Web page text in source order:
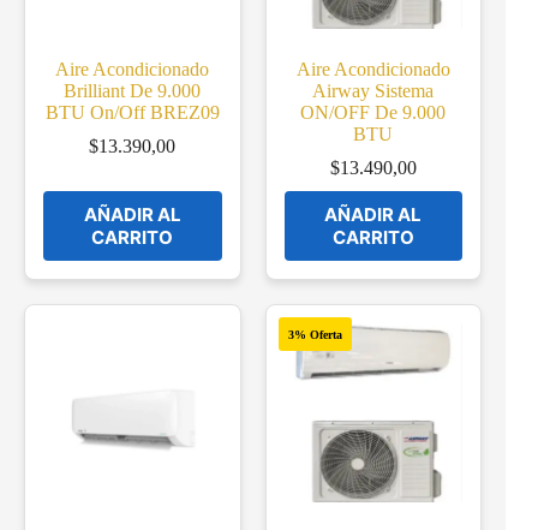
Aire Acondicionado
Brilliant De 9.000
BTU On/Off BREZ09
$13.390,00
AÑADIR AL
CARRITO
Aire Acondicionado
Airway Sistema
ON/OFF De 9.000
BTU
$13.490,00
AÑADIR AL
CARRITO
3% Oferta